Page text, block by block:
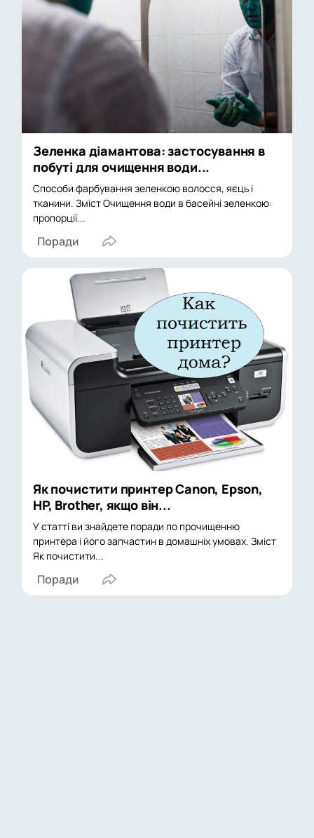
Зеленка діамантова: застосування в
побуті для очищення води...
Способи фарбування зеленкою волосся, яєць і
тканини. Зміст Очищення води в басейні зеленкою:
пропорції...
Поради
Як почистити принтер Canon, Epson,
HP, Brother, якщо він...
У статті ви знайдете поради по прочищенню
принтера і його запчастин в домашніх умовах. Зміст
Як почистити...
Поради